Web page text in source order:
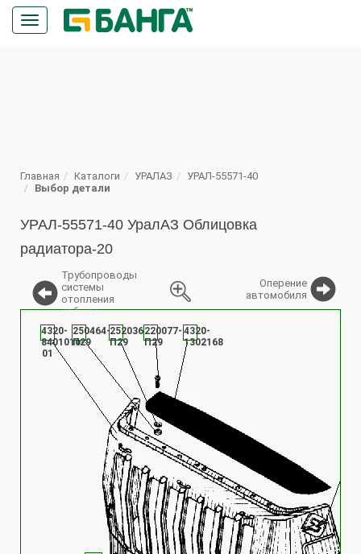
Кнопка
меню
Главная Каталоги УРАЛАЗ
УРАЛ-55571-40
Выбор детали
УРАЛ-55571-40 УралАЗ Облицовка
радиатора-20
Трубопроводы
системы
отопления
кабины
Оперение
автомобиля
4320-
8401010-
01
250464-
П29
252036-
П29
220077-
П29
4320-
1302168